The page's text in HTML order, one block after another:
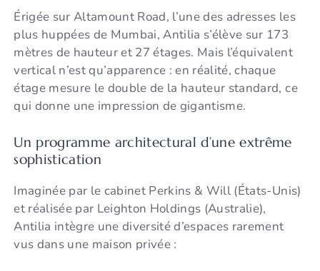
Érigée sur Altamount Road, l’une des adresses les
plus huppées de Mumbai, Antilia s’élève sur 173
mètres de hauteur et 27 étages. Mais l’équivalent
vertical n’est qu’apparence : en réalité, chaque
étage mesure le double de la hauteur standard, ce
qui donne une impression de gigantisme.
Un programme architectural d’une extrême
sophistication
Imaginée par le cabinet Perkins & Will (États-Unis)
et réalisée par Leighton Holdings (Australie),
Antilia intègre une diversité d’espaces rarement
vus dans une maison privée :